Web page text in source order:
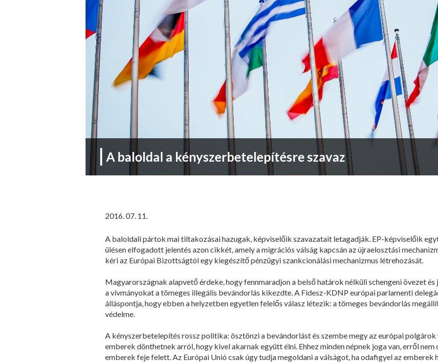
A baloldal a kényszerbetelepítésre szavaz
2016. 07. 11.
A baloldali pártok mai tiltakozásai hazugak, képviselőik szavazatait letagadják. EP-képviselőik
ülésen elfogadott jelentés azon cikkét, amely a migrációs válság kapcsán az újraelosztási
kéri az Európai Bizottságtól egy kiegészítő pénzügyi szankcionálási mechanizmus létrehozását.
Magyarországnak alapvető érdeke, hogy fennmaradjon a belső határok nélküli schengeni övezet
a vívmányokat a tömeges illegális bevándorlás kikezdte. A Fidesz-KDNP európai parlamenti
álláspontja, hogy ebben a helyzetben egyetlen felelős válasz létezik: a tömeges bevándorlás
védelme.
A kényszerbetelepítés rossz politika: ösztönzi a bevándorlást és szembe megy az európai polgárok
emberek dönthetnek arról, hogy kivel akarnak együtt élni. Ehhez minden népnek joga van, erről
emberek feje felett. Az Európai Unió csak úgy tudja megoldani a válságot, ha odafigyel az emberek